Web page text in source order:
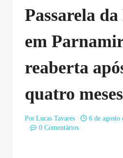
Passarela
em
reaberta
quatro meses
Por Lucas Tavares
6 de agosto
0 Comentários